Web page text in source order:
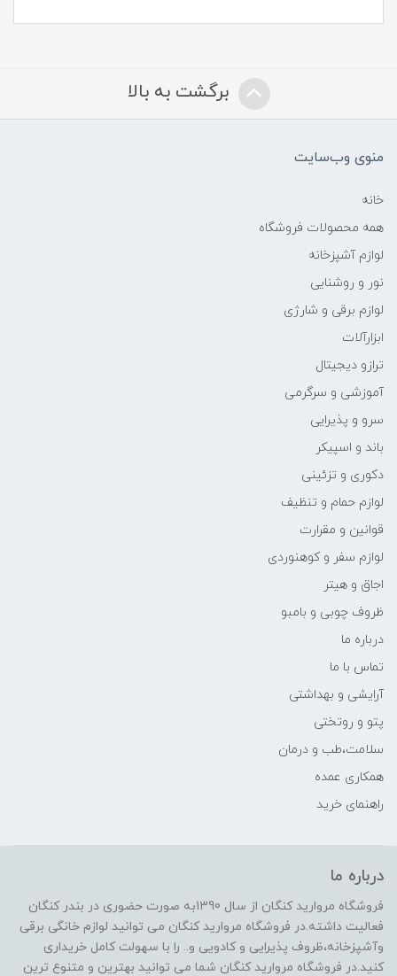
برگشت به بالا
منوی وب‌سایت
خانه
همه محصولات فروشگاه
لوازم آشپزخانه
نور و روشنایی
لوازم برقی و شارژی
ابزارآلات
ترازو دیجیتال
آموزشی و سرگرمی
سرو و پذیرایی
باند و اسپیکر
دکوری و تزئینی
لوازم حمام و تنظیف
قوانین و مقرارت
لوازم سفر و کوهنوردی
اجاق و هیتر
ظروف چوبی و بامبو
درباره ما
تماس با ما
آرایشی و بهداشتی
پتو و روتختی
سلامت،طب و درمان
همکاری عمده
راهنمای خرید
درباره ما
فروشگاه مروارید کنگان از سال 1390به صورت حضوری در بندر کنگان
فعالیت داشته.در فروشگاه مروارید کنگان می توانید لوازم خانگی برقی
وآشپزخانه،ظروف پذیرایی و کادویی و.. را با سهولت کامل خریداری
کنید.در فروشگاه مروارید کنگان شما می توانید بهترین و متنوع ترین